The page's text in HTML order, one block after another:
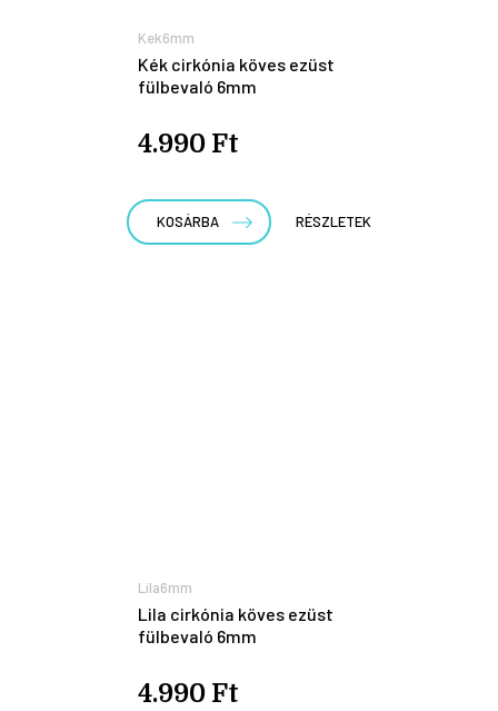
Kek6mm
Kék cirkónia köves ezüst
fülbevaló 6mm
4.990 Ft
KOSÁRBA RÉSZLETEK
Lila6mm
Lila cirkónia köves ezüst
fülbevaló 6mm
4.990 Ft